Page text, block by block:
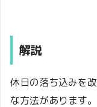
解説
休日の落ち込みを
な方法があります。